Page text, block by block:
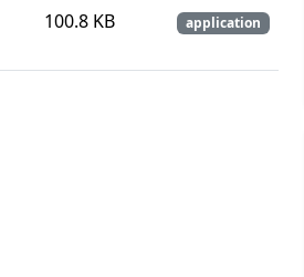
100.8 KB application